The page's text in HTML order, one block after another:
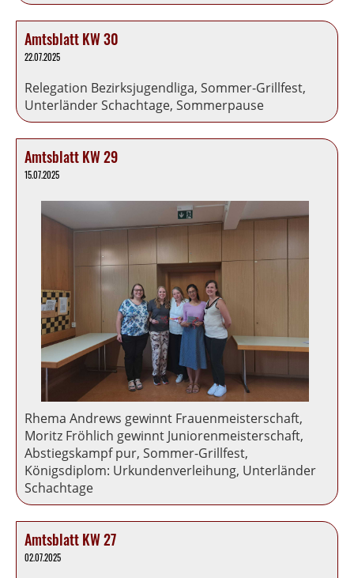
Amtsblatt KW 30
22.07.2025
Relegation Bezirksjugendliga, Sommer-Grillfest,
Unterländer Schachtage, Sommerpause
Amtsblatt KW 29
15.07.2025
Rhema Andrews gewinnt Frauenmeisterschaft,
Moritz Fröhlich gewinnt Juniorenmeisterschaft,
Abstiegskampf pur, Sommer-Grillfest,
Königsdiplom: Urkundenverleihung, Unterländer
Schachtage
Amtsblatt KW 27
02.07.2025